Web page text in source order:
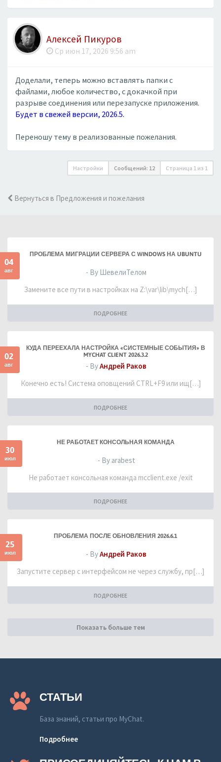
Алексей Пикуров
Ср июн 17, 2026 9:56 am
Доделали, теперь можно вставлять папки с
файлами, любое количество, с докачкой при
разрыве соединения или перезапуске приложения.
Будет в свежей версии, 2026.5.
Переношу тему в реализованные пожелания.
Настройки Сообщений: 12 Страница 1 из 1
Вернуться в Предложения и пожелания
04
авг
ПРОБЛЕМА МИГРАЦИИ СЕРВЕРА С WINDOWS НА UBUNTU
- By ШевелиТелом
Замените все пути в настройках на Z:\var\lib\mych[…]
ПОДРОБНЕЕ
02
авг
КУДА ПЕРЕЕХАЛА НАСТРОЙКА «СИСТЕМНЫЕ СОБЫТИЯ» В
MYCHAT CLIENT 2026.3.2
- ByАндрей Раков
Конечно есть! Система оповщений CTRL+F9 или ищ[…]
ПОДРОБНЕЕ
30
июл
НЕ РАБОТАЕТ КОНСОЛЬНАЯ КОМАНДА
- By arabest
Не работает консольная команда mcclient.exe /exit
ПОДРОБНЕЕ
25
июл
ПРОБЛЕМА ПОСЛЕ ОБНОВЛЕНИЯ 2026.6.1
- ByАндрей Раков
Запустите сервер с интерфейсом не через службу, пр[…]
ПОДРОБНЕЕ
Показать больше тем
СТАТЬИ
База знаний, статьи про MyChat.
Подробнее